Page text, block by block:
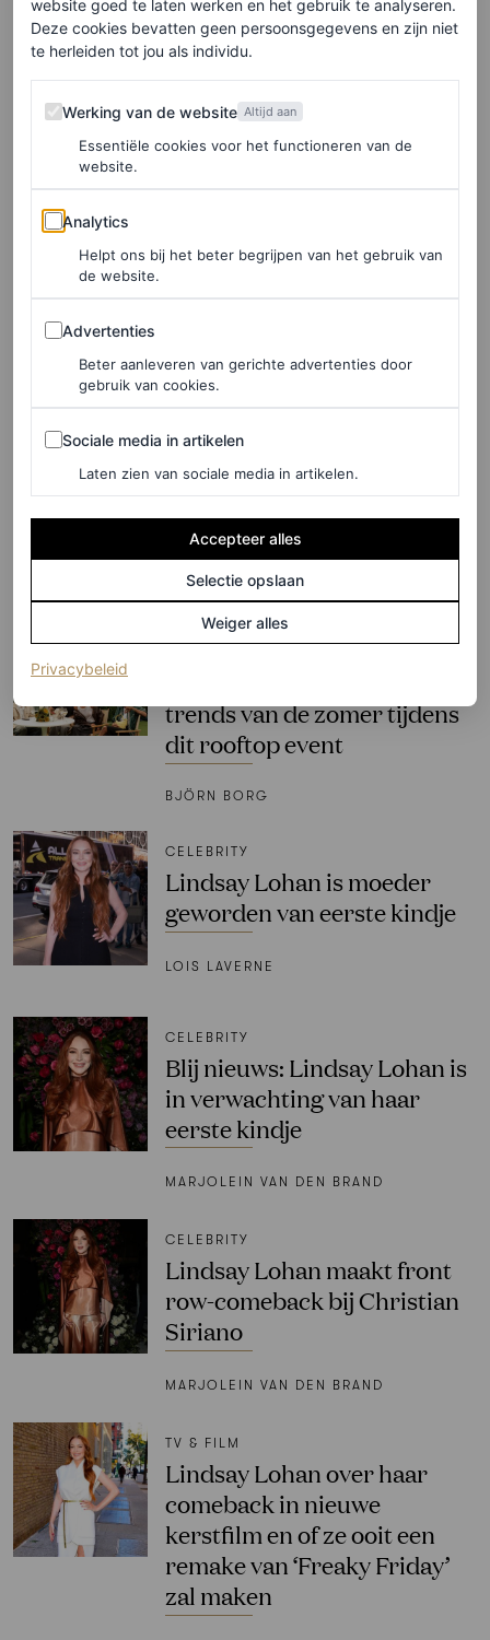
‘Freakier Friday’ is hier – en
hij zit vol nostalgie en nieuwe
chaos
FASHION NIEUWS
terug naar de 90’s tijdens de
York
LARA OLIVERI
Lindsay Lohan gaat van Cady
naar couture tijdens ‘Mean
DANIEL RODGERS
PARTNERSHIP
Let’s talk sportswear: Vogue
trends van de zomer tijdens
dit rooftop event
BJÖRN BORG
CELEBRITY
Lindsay Lohan is moeder
geworden van eerste kindje
LOIS LAVERNE
CELEBRITY
Blij nieuws: Lindsay Lohan is
in verwachting van haar
eerste kindje
MARJOLEIN VAN DEN BRAND
CELEBRITY
Lindsay Lohan maakt front
row-comeback bij Christian
Siriano
MARJOLEIN VAN DEN BRAND
TV & FILM
Lindsay Lohan over haar
comeback in nieuwe
kerstfilm en of ze ooit een
remake van ‘Freaky Friday’
zal maken
website goed te laten werken en het gebruik te analyseren.
Deze cookies bevatten geen persoonsgegevens en zijn niet
te herleiden tot jou als individu.
Werking van de website
Werking van de website Altijd aan
Essentiële cookies voor het functioneren van de
website.
Analytics
Analytics
Helpt ons bij het beter begrijpen van het gebruik van
de website.
Advertenties
Advertenties
Beter aanleveren van gerichte advertenties door
gebruik van cookies.
Sociale media in artikelen
Sociale media in artikelen
Laten zien van sociale media in artikelen.
Accepteer alles
Selectie opslaan
Weiger alles
Privacybeleid